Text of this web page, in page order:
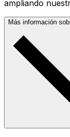
ampliando
Más información